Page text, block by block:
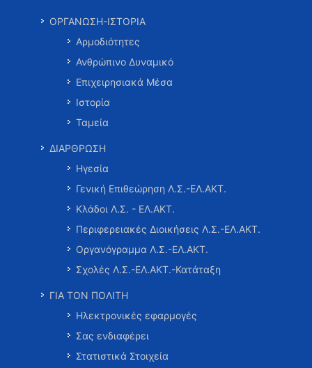
ΟΡΓΑΝΩΣΗ-ΙΣΤΟΡΙΑ
Αρμοδιότητες
Ανθρώπινο Δυναμικό
Επιχειρησιακά Μέσα
Ιστορία
Ταμεία
ΔΙΑΡΘΡΩΣΗ
Ηγεσία
Γενική Επιθεώρηση Λ.Σ.-ΕΛ.ΑΚΤ.
Κλάδοι Λ.Σ. - ΕΛ.ΑΚΤ.
Περιφερειακές Διοικήσεις Λ.Σ.-ΕΛ.ΑΚΤ.
Οργανόγραμμα Λ.Σ.-ΕΛ.ΑΚΤ.
Σχολές Λ.Σ.-ΕΛ.ΑΚΤ.-Κατάταξη
ΓΙΑ ΤΟΝ ΠΟΛΙΤΗ
Ηλεκτρονικές εφαρμογές
Σας ενδιαφέρει
Στατιστικά Στοιχεία